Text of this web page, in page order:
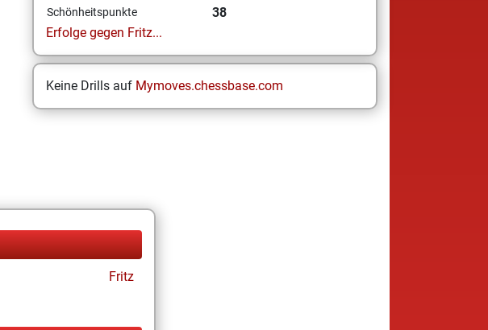
Schönheitspunkte
38
Erfolge gegen Fritz...
Keine Drills auf Mymoves.chessbase.com
Fritz